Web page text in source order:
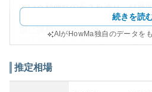
という利便性の高さを誇り、交通
す。外観はモダンでシンプルなデ
部に調和したスタイリッシュな佇
食店が豊富で、生活利便性も高い
続きを読
AIがHowMa独自のデータを
推定相場